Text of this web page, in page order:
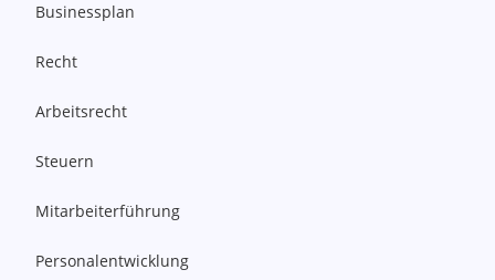
Businessplan
Recht
Arbeitsrecht
Steuern
Mitarbeiterführung
Personalentwicklung